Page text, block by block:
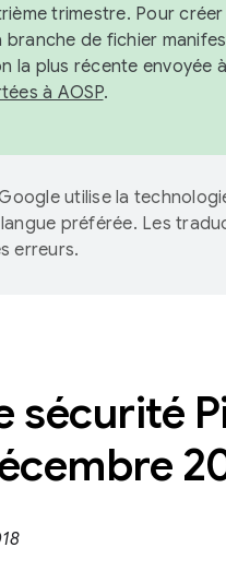
trimestre. Pour
branche de fichier
la plus récente envoyée
à AOSP.
utilise la
préférée. Les
erreurs.
sécurité